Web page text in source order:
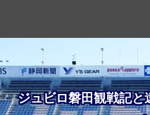
ジュビロ磐田観戦記と